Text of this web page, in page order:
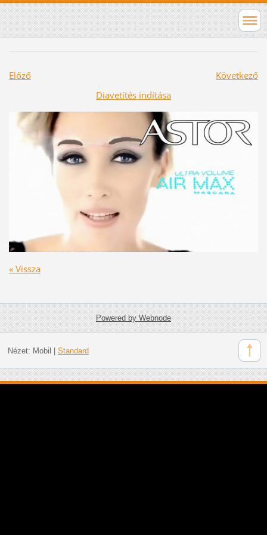
Előző
Következő
Diavetítés indítása
« Vissza
Powered by Webnode
Nézet: Mobil Standard